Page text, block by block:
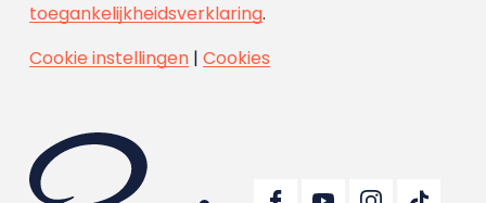
toegankelijkheidsverklaring.
Cookie instellingen| Cookies